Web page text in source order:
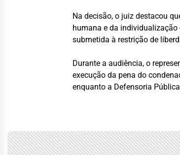
Na decisão, o juiz destacou
humana e da individualização
submetida à restrição de
Durante a audiência, o
execução da pena do
enquanto a Defensoria